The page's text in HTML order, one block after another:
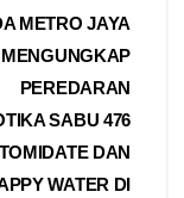
METRO JAYA
MENGUNGKAP
PEREDARAN
SABU 476
DAN
WATER DI